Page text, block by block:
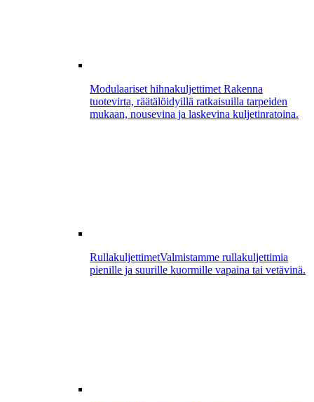
Modulaariset hihnakuljettimet Rakenna
tuotevirta, räätälöidyillä ratkaisuilla tarpeiden
mukaan, nousevina ja laskevina kuljetinratoina.
RullakuljettimetValmistamme rullakuljettimia
pienille ja suurille kuormille vapaina tai vetävinä.